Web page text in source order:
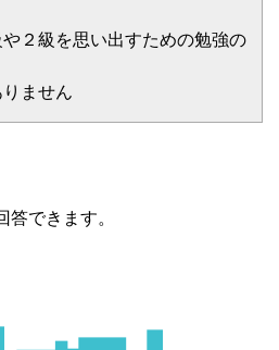
２級を思い出すための勉強の
ません
できます。